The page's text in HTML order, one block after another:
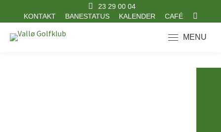
23 29 00 04
KONTAKT
BANESTATUS KALENDER CAFÉ
MENU